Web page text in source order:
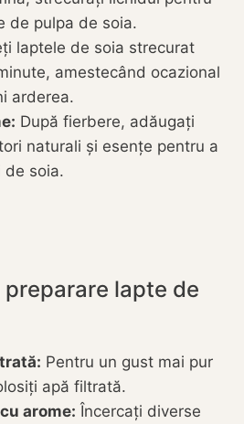
de pulpa de soia.
laptele de soia strecurat
amestecând ocazional
arderea.
După fierbere, adăugați
naturali și esențe pentru a
de soia.
lapte de
Pentru un gust mai pur
apă filtrată.
arome: Încercați diverse